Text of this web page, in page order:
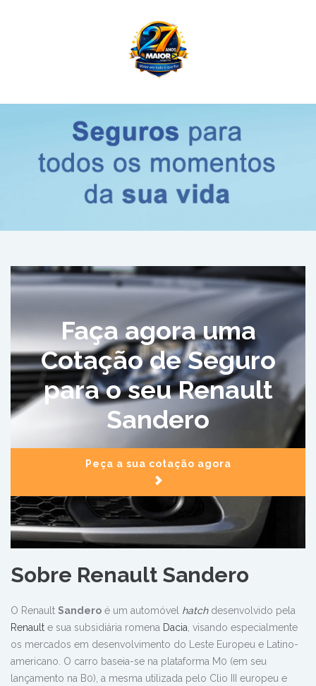
Faça agora uma
Cotação de Seguro
para o seu Renault
Sandero
Peça a sua cotação agora
Sobre Renault Sandero
O Renault Sandero é um automóvel hatchdesenvolvido pela
Renault e sua subsidiária romena Dacia , visando especialmente
os mercados em desenvolvimento do Leste Europeu e Latino-
americano. O carro baseia-se na plataforma M0 (em seu
lançamento na B0), a mesma utilizada pelo Clio III europeu e